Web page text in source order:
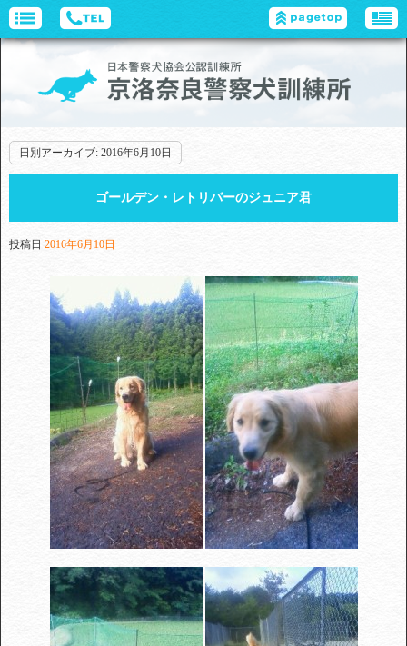
日別アーカイブ: 2016年6月10日
ゴールデン・レトリバーのジュニア君
投稿日 2016年6月10日